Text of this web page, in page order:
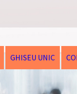
GHISEU UNIC